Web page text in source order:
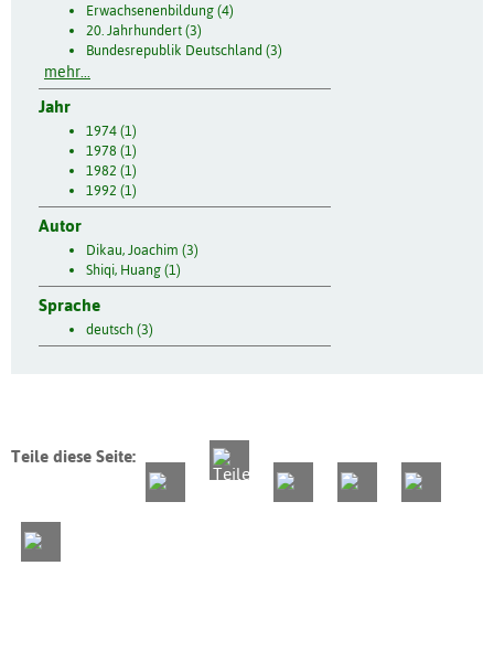
Erwachsenenbildung (4)
20. Jahrhundert (3)
Bundesrepublik Deutschland (3)
mehr...
Jahr
1974 (1)
1978 (1)
1982 (1)
1992 (1)
Autor
Dikau, Joachim (3)
Shiqi, Huang (1)
Sprache
deutsch (3)
Teile diese Seite: